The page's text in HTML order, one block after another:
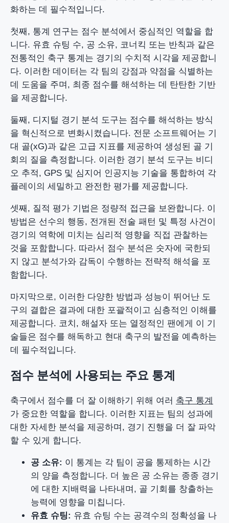
화하는 데 필수적입니다.
첫째, 통계 연구는 점수 분석에서 중심적인 역할을 합
니다. 유효 슈팅 수, 공 소유, 코너킥 또는 반칙과 같은
전통적인 축구 통계는 경기의 수치적 시각을 제공합니
다. 이러한 데이터는 각 팀의 강점과 약점을 식별하는
데 도움을 주며, 최종 점수를 해석하는 데 탄탄한 기반
을 제공합니다.
둘째, 디지털 경기 분석 도구는 점수를 해석하는 방식
을 혁신적으로 변화시켰습니다. 전문 소프트웨어는 기
대 골(xG)과 같은 고급 지표를 제공하여 생성된 골 기
회의 질을 측정합니다. 이러한 경기 분석 도구는 비디
오 추적, GPS 및 심지어 인공지능 기술을 통합하여 각
플레이의 세밀하고 완전한 평가를 제공합니다.
셋째, 질적 평가 기법은 정량적 접근을 보완합니다. 이
방법은 선수의 행동, 전개된 전술 패턴 및 특정 사건이
경기의 역학에 미치는 심리적 영향을 직접 관찰하는
것을 포함합니다. 따라서 점수 분석은 숫자에 국한되
지 않고 분석가와 감독이 수행하는 전략적 해석을 포
함합니다.
마지막으로, 이러한 다양한 방법과 성능이 뛰어난 도
구의 결합은 결과에 대한 포괄적이고 심층적인 이해를
제공합니다. 코치, 해설자 또는 열정적인 팬에게 이 기
술들은 점수를 해독하고 현대 축구의 발전을 예측하는
데 필수적입니다.
점수 분석에 사용되는 주요 통계
축구에서 점수를 더 잘 이해하기 위해 여러 축구 통계
가 중요한 역할을 합니다. 이러한 지표는 팀의 성과에
대한 자세한 분석을 제공하며, 경기 진행을 더 잘 파악
할 수 있게 합니다.
공 소유: 이 통계는 각 팀이 공을 통제하는 시간
의 양을 측정합니다. 더 높은 공 소유는 종종 경기
에 대한 지배력을 나타내며, 골 기회를 창출하는
능력에 영향을 미칩니다.
유효 슈팅: 유효 슈팅 수는 공격수의 정확성을 나